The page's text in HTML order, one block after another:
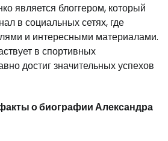
является блоггером, который
в социальных сетях, где
и интересными материалами.
в спортивных
достиг значительных успехов
о биографии Александра